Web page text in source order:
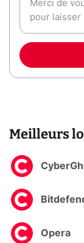
Meilleurs
Opera